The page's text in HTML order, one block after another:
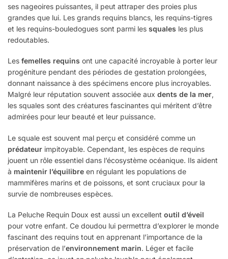
ses nageoires puissantes, il peut attraper des proies plus
grandes que lui. Les grands requins blancs, les requins-tigres
et les requins-bouledogues sont parmi les squales les plus
redoutables.
Les femelles requins ont une capacité incroyable à porter leur
progéniture pendant des périodes de gestation prolongées,
donnant naissance à des spécimens encore plus incroyables.
Malgré leur réputation souvent associée aux dents de la mer,
les squales sont des créatures fascinantes qui méritent d’être
admirées pour leur beauté et leur puissance.
Le squale est souvent mal perçu et considéré comme un
prédateur impitoyable. Cependant, les espèces de requins
jouent un rôle essentiel dans l’écosystème océanique. Ils aident
à maintenir l’équilibre en régulant les populations de
mammifères marins et de poissons, et sont cruciaux pour la
survie de nombreuses espèces.
La Peluche Requin Doux est aussi un excellent outil d’éveil
pour votre enfant. Ce doudou lui permettra d’explorer le monde
fascinant des requins tout en apprenant l’importance de la
préservation de l’environnement marin. Léger et facile